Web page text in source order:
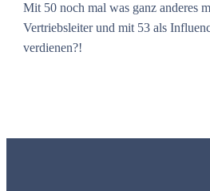
Mit 50 noch mal was ganz anderes
Vertriebsleiter und mit 53 als
verdienen?!